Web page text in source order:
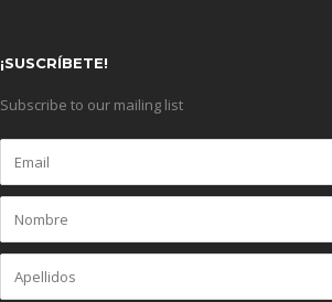
¡SUSCRÍBETE!
Subscribe to our mailing list